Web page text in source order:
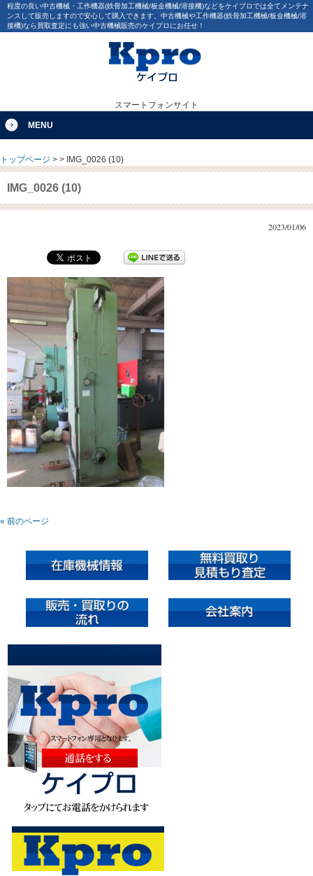
程度の良い中古機械・工作機器(鉄骨加工機械/板金機械/溶接機)などをケイプロでは全てメンテナ
ンスして販売しますので安心して購入できます。中古機械や工作機器(鉄骨加工機械/板金機械/溶
接機)なら買取査定にも強い中古機械販売のケイプロにお任せ！
スマートフォンサイト
MENU
トップページ > > IMG_0026 (10)
IMG_0026 (10)
2023/01/06
« 前のページ